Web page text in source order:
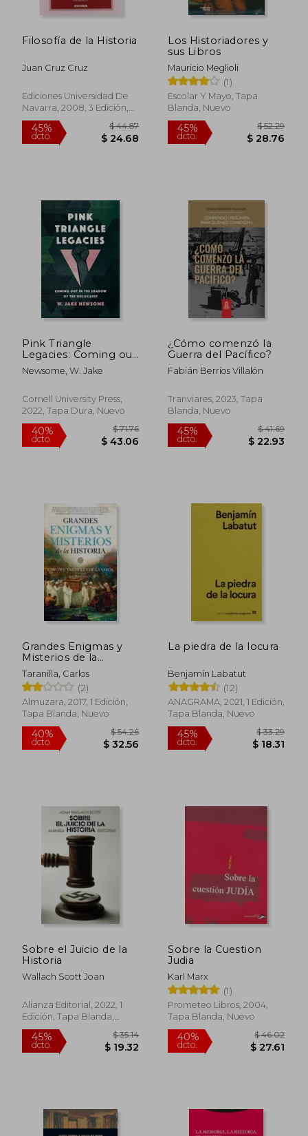
$ 19.71
40%
dcto.
Filosofía de la Historia
Juan Cruz Cruz
Ediciones Universidad De
Navarra, 2008, 3 Edición,
Tapa Blanda, Nuevo
45%
dcto.
$ 44.87
$ 24.68
Los Historiadores y
sus Libros
Mauricio Meglioli
(1)
Escolar Y Mayo, Tapa
Blanda, Nuevo
45%
dcto. $
Pink Triangle
Legacies: Coming out
in the Shadow of the
Holocaust (en Inglés)
Newsome, W. Jake
Cornell University Press,
2022, Tapa Dura, Nuevo
40% $ 71.76
¿Cómo comenzó la
Guerra del Pacífico?
Fabián Berríos Villalón
Tranviares, 2023, Tapa
Blanda, Nuevo
45%
Grandes Enigmas y
Misterios de la
Historia
Taranilla, Carlos
(2)
Almuzara, 2017, 1 Edición,
Tapa Blanda, Nuevo
La piedra de la locura
Benjamín Labatut
(12)
ANAGRAMA, 2021, 1 Edición,
Tapa Blanda, Nuevo
Sobre el Juicio de la
Historia
Wallach Scott Joan
Alianza Editorial, 2022, 1
Edición, Tapa Blanda,
Nuevo
Sobre la Cuestion
Judia
Karl Marx
(1)
Prometeo Libros, 2004,
Tapa Blanda, Nuevo